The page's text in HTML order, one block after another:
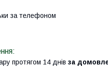
за телефоном
протягом 14 днів за